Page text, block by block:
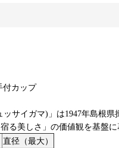
付カップ
ッサイガマ)」は1947年島根
宿る美しさ」の価値観を基盤
直径（最大）